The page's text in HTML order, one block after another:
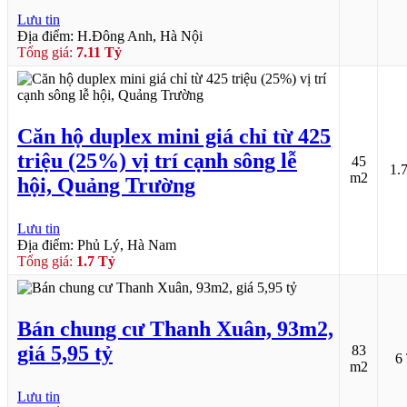
Lưu tin
Địa điểm: H.Đông Anh, Hà Nội
Tổng giá: 7.11 Tỷ
Căn hộ duplex mini giá chỉ từ 425
triệu (25%) vị trí cạnh sông lễ
hội, Quảng Trường
Lưu tin
Địa điểm: Phủ Lý, Hà Nam
Tổng giá: 1.7 Tỷ
45
m2
Bán chung cư Thanh Xuân, 93m2,
giá 5,95 tỷ
Lưu tin
83
m2
6